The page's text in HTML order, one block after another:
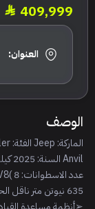
409,999
العنوان:
الوصف